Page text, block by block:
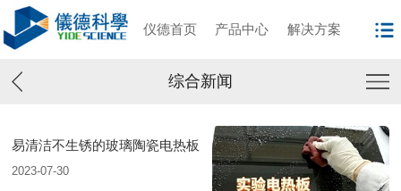
仪德首页 产品中心 解决方案
综合新闻
易清洁不生锈的玻璃陶瓷电热板
2023-07-30